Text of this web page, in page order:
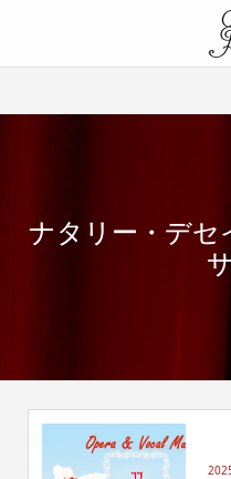
ナタリー・デセ